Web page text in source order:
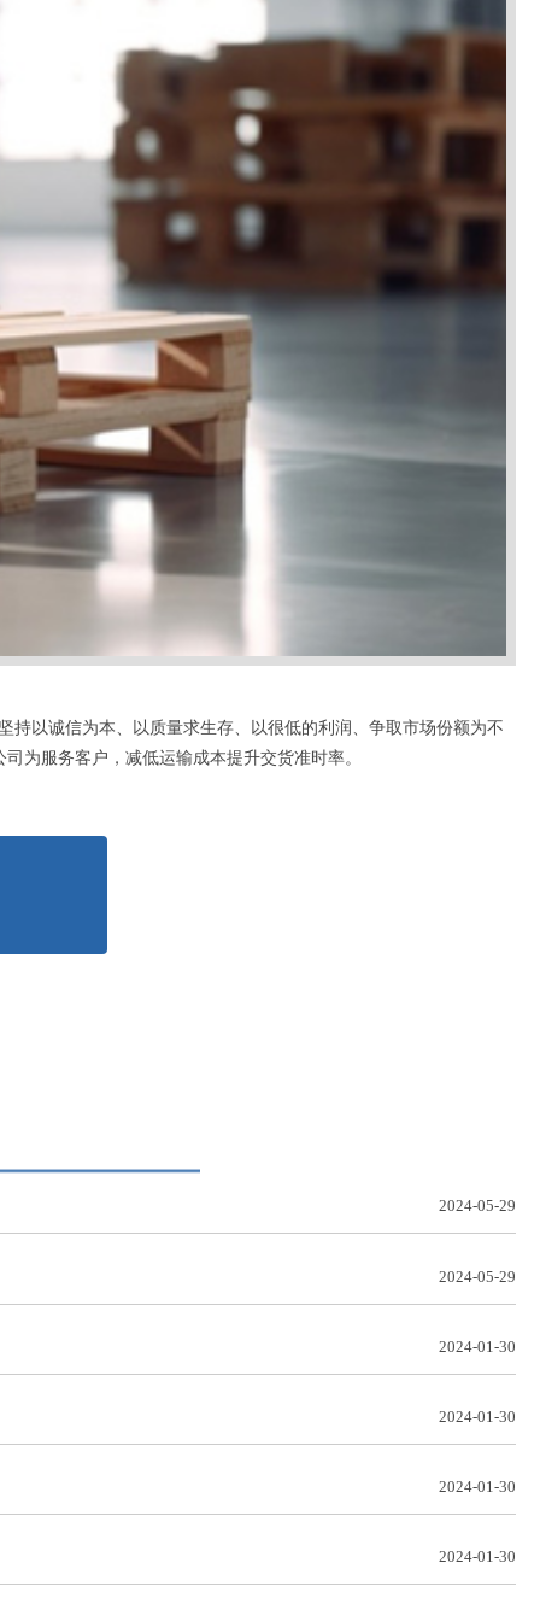
以诚信为本、以质量求生存、以很低的利润、争取市场份额为不
为服务客户，减低运输成本提升交货准时率。
2024-05-29
2024-05-29
2024-01-30
2024-01-30
2024-01-30
2024-01-30